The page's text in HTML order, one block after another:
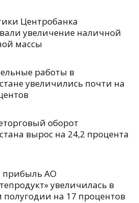
Центробанка
увеличение наличной
массы
работы в
увеличились почти на
оборот
вырос на 24,2 процента
прибыль АО
увеличилась в
полугодии на 17 процентов